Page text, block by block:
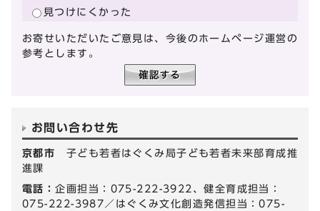
見つけにくかった
お寄せいただいたご意見は、今後のホームページ運営の
参考とします。
お問い合わせ先
京都市 子ども若者はぐくみ局子ども若者未来部育成推
進課
電話：企画担当：075-222-3922、健全育成担当：
075-222-3987／はぐくみ文化創造発信担当：075-